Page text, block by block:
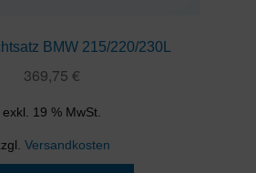
BMW 215/220/230L
369,75 €
exkl. 19 % MwSt.
Versandkosten